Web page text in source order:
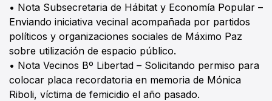
• Nota Subsecretaria de Hábitat y Economía Popular –
Enviando iniciativa vecinal acompañada por partidos
políticos y organizaciones sociales de Máximo Paz
sobre utilización de espacio público.
• Nota Vecinos Bº Libertad – Solicitando permiso para
colocar placa recordatoria en memoria de Mónica
Riboli, víctima de femicidio el año pasado.